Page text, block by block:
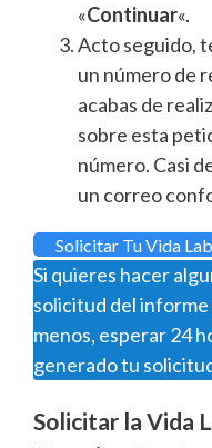
«Continuar«.
Acto seguido,
un número de
acabas de
sobre esta
número. Casi
un correo
Solicitar Tu Vida
Si quieres hacer
solicitud del informe
menos, esperar 24
generado tu
Solicitar la Vida